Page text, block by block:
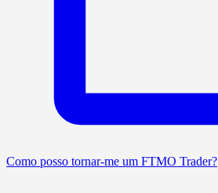
Como posso tornar-me um FTMO Trader?